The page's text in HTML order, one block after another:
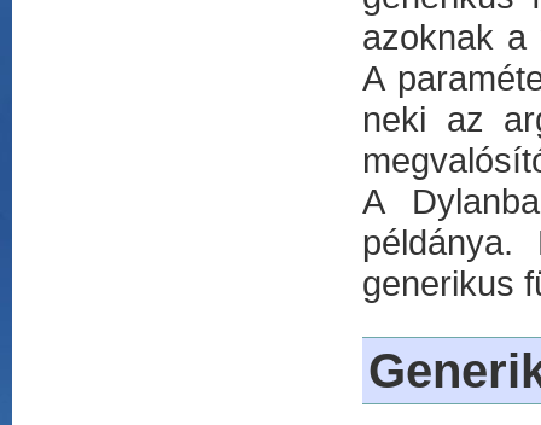
azoknak a
A
neki az
A
generikus